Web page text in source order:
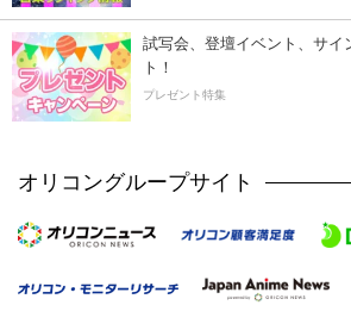
試写会、登壇イベント、サイ
ト！
プレゼント特集
オリコングループサイト